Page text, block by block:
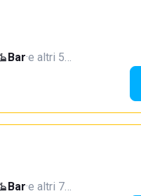
Bar·e altri 5…
Bar·e altri 7…